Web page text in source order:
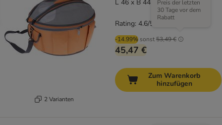
2 Varianten
L 46 x B 44 x H 35 cm, orange
-14.99% sonst53,49 €
Preis der letzten
30 Tage vor dem
Rabatt
45,47 €
Rating: 4.6/5
Zum Warenkorb
hinzufügen